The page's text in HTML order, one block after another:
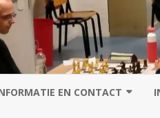
EN CONTACT